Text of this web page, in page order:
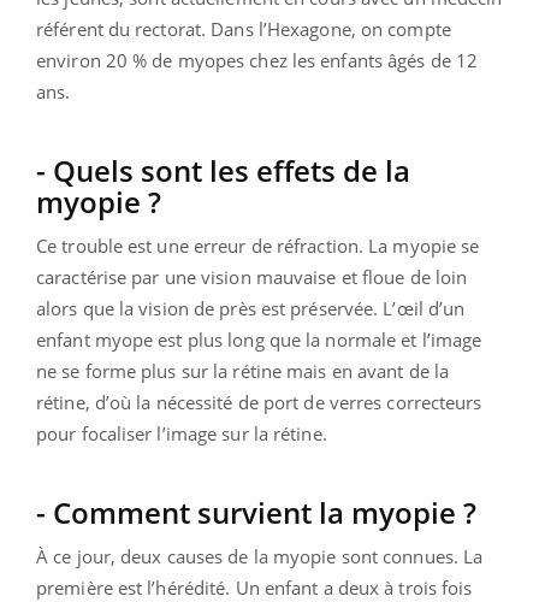
référent du rectorat. Dans l’Hexagone, on compte
environ 20 % de myopes chez les enfants âgés de 12
ans.
- Quels sont les effets de la
myopie ?
Ce trouble est une erreur de réfraction. La myopie se
caractérise par une vision mauvaise et floue de loin
alors que la vision de près est préservée. L’œil d’un
enfant myope est plus long que la normale et l’image
ne se forme plus sur la rétine mais en avant de la
rétine, d’où la nécessité de port de verres correcteurs
pour focaliser l’image sur la rétine.
- Comment survient la myopie ?
À ce jour, deux causes de la myopie sont connues. La
première est l’hérédité. Un enfant a deux à trois fois